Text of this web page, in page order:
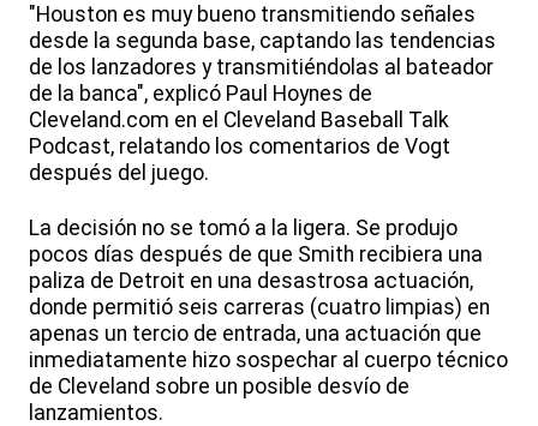
"Houston es muy bueno transmitiendo señales
desde la segunda base, captando las tendencias
de los lanzadores y transmitiéndolas al bateador
de la banca", explicó Paul Hoynes de
Cleveland.com en el Cleveland Baseball Talk
Podcast, relatando los comentarios de Vogt
después del juego.
La decisión no se tomó a la ligera. Se produjo
pocos días después de que Smith recibiera una
paliza de Detroit en una desastrosa actuación,
donde permitió seis carreras (cuatro limpias) en
apenas un tercio de entrada, una actuación que
inmediatamente hizo sospechar al cuerpo técnico
de Cleveland sobre un posible desvío de
lanzamientos.